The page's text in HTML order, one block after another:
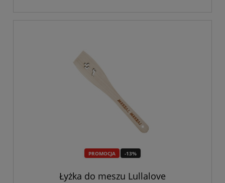
PROMOCJA -13%
Łyżka do meszu Lullalove